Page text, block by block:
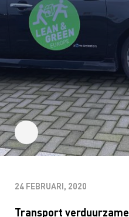
24 FEBRUARI, 2020
Transport